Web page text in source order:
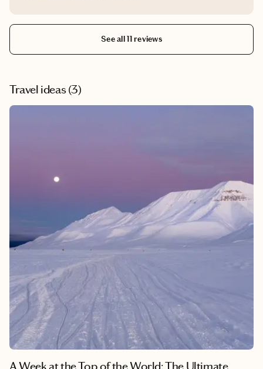
See all 11 reviews
Travel ideas (3)
A Week at the Top of the World: The Ultimate